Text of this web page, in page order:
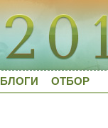
БЛОГИ ОТБОР